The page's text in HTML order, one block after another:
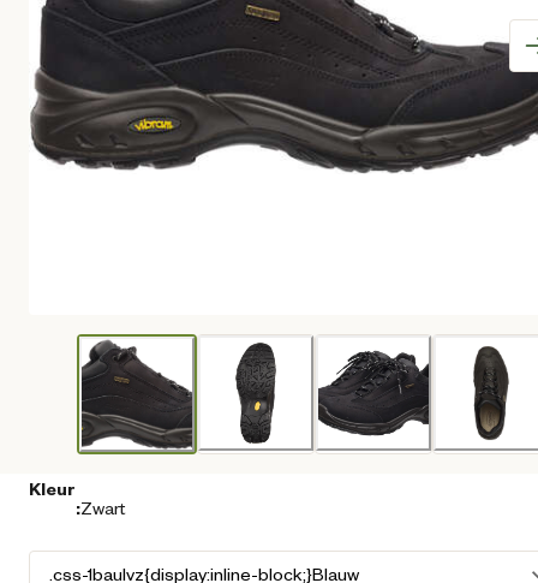
Kleur
:Zwart